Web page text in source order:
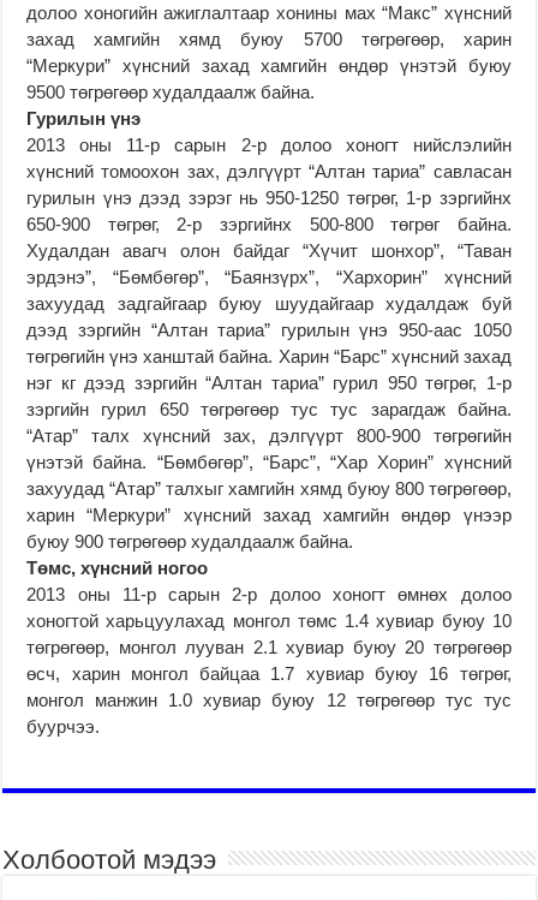
долоо хоногийн ажиглалтаар хонины мах “Макс” хүнсний
захад хамгийн хямд буюу 5700 төгрөгөөр, харин
“Меркури” хүнсний захад хамгийн өндөр үнэтэй буюу
9500 төгрөгөөр худалдаалж байна.
Гурилын үнэ
2013 оны 11-р сарын 2-р долоо хоногт нийслэлийн
хүнсний томоохон зах, дэлгүүрт “Алтан тариа” савласан
гурилын үнэ дээд зэрэг нь 950-1250 төгрөг, 1-р зэргийнх
650-900 төгрөг, 2-р зэргийнх 500-800 төгрөг байна.
Худалдан авагч олон байдаг “Хүчит шонхор”, “Таван
эрдэнэ”, “Бөмбөгөр”, “Баянзүрх”, “Хархорин” хүнсний
захуудад задгайгаар буюу шуудайгаар худалдаж буй
дээд зэргийн “Алтан тариа” гурилын үнэ 950-аас 1050
төгрөгийн үнэ ханштай байна. Харин “Барс” хүнсний захад
нэг кг дээд зэргийн “Алтан тариа” гурил 950 төгрөг, 1-р
зэргийн гурил 650 төгрөгөөр тус тус зарагдаж байна.
“Атар” талх хүнсний зах, дэлгүүрт 800-900 төгрөгийн
үнэтэй байна. “Бөмбөгөр”, “Барс”, “Хар Хорин” хүнсний
захуудад “Атар” талхыг хамгийн хямд буюу 800 төгрөгөөр,
харин “Меркури” хүнсний захад хамгийн өндөр үнээр
буюу 900 төгрөгөөр худалдаалж байна.
Төмс, хүнсний ногоо
2013 оны 11-р сарын 2-р долоо хоногт өмнөх долоо
хоногтой харьцуулахад монгол төмс 1.4 хувиар буюу 10
төгрөгөөр, монгол лууван 2.1 хувиар буюу 20 төгрөгөөр
өсч, харин монгол байцаа 1.7 хувиар буюу 16 төгрөг,
монгол манжин 1.0 хувиар буюу 12 төгрөгөөр тус тус
буурчээ.
Холбоотой мэдээ